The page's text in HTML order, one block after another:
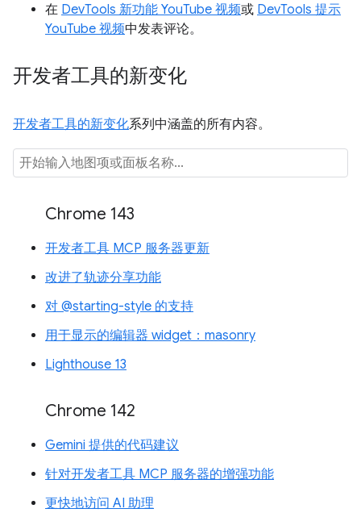
在 DevTools 新功能 YouTube 视频或 DevTools 提示
YouTube 视频中发表评论。
开发者工具的新变化
开发者工具的新变化系列中涵盖的所有内容。
Chrome 143
开发者工具 MCP 服务器更新
改进了轨迹分享功能
对 @starting-style 的支持
用于显示的编辑器 widget：masonry
Lighthouse 13
Chrome 142
Gemini 提供的代码建议
针对开发者工具 MCP 服务器的增强功能
更快地访问 AI 助理